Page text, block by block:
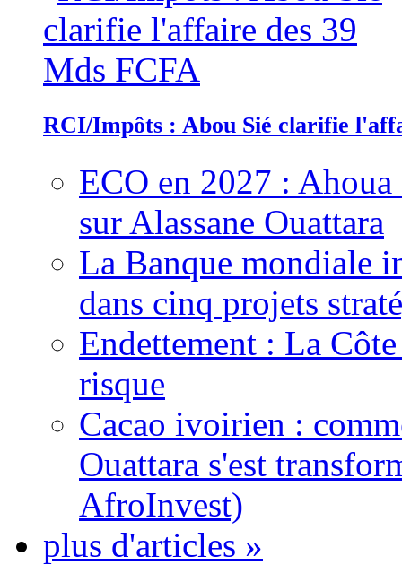
RCI/Impôts : Abou Sié clarifie
ECO en 2027 :
sur Alassane Ouattara
La Banque mondiale
dans cinq projets
Endettement : La
risque
Cacao ivoirien :
Ouattara s'est
AfroInvest)
plus d'articles »